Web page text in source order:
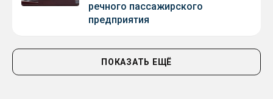
речного пассажирского
предприятия
ПОКАЗАТЬ ЕЩЁ